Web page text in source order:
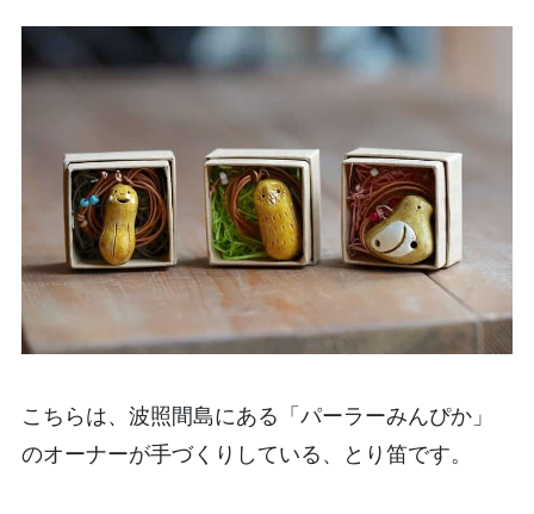
こちらは、波照間島にある「パーラーみんぴか」
のオーナーが手づくりしている、とり笛です。